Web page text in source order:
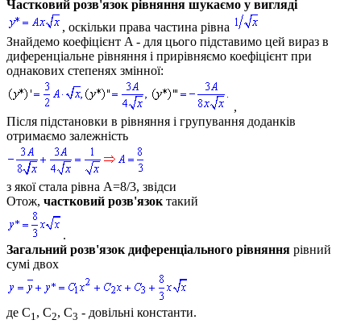
Частковий розв'язок рівняння шукаємо у вигляді
, оскільки права частина рівна
Знайдемо коефіцієнт A- для цього підставимо цей вираз в
диференціальне рівняння і прирівняємо коефіцієнт при
однакових степенях змінної:
,
Після підстановки в рівняння і групування доданків
отримаємо залежність
з якої стала рівна A=8/3, звідси
Отож, частковий розв'язоктакий
.
Загальний розв'язок диференціального рівняння рівний
сумі двох
де С1, С2, С3 - довільні константи.